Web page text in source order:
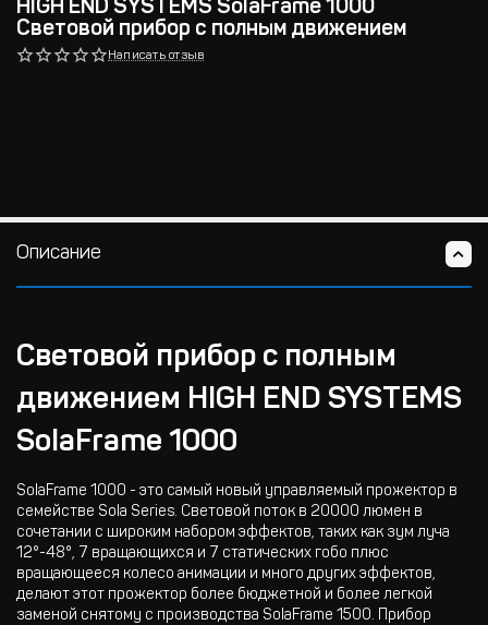
HIGH END SYSTEMS SolaFrame 1000
Световой прибор с полным движением
Написать отзыв
Описание
Световой прибор с полным
движением HIGH END SYSTEMS
SolaFrame 1000
SolaFrame 1000 - это самый новый управляемый прожектор в
семействе Sola Series. Световой поток в 20000 люмен в
сочетании с широким набором эффектов, таких как зум луча
12°-48°, 7 вращающихся и 7 статических гобо плюс
вращающееся колесо анимации и много других эффектов,
делают этот прожектор более бюджетной и более легкой
заменой снятому с производства SolaFrame 1500. Прибор